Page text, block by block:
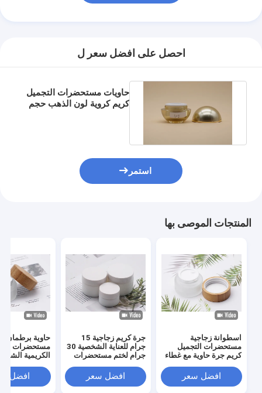
احصل على افضل سعر ل
حاويات مستحضرات التجميل
كريم كروية لون الذهب حجم
استمر
المنتجات الموصى بها
اسطوانة زجاجية
مستحضرات التجميل
كريم جرة حاوية مع غطاء
مل
افضل سعر
جرة كريم زجاجية 15
جرام للعناية الشخصية 30
جرام لختم مستحضرات
الساخنةافضل سعر
حاوية برطمان
مستحضرات
الكريمية
فارغة مع غطاء
الخيزران
افضل